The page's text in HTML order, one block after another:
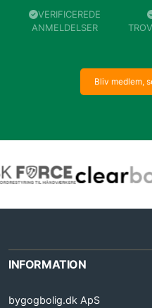
VERIFICEREDE
ANMELDELSER
Bliv medlem,
INFORMATION
bygogbolig.dk ApS